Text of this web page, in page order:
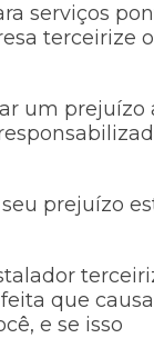
serviços
terceirize o
um prejuízo
prejuízo
que
e se isso